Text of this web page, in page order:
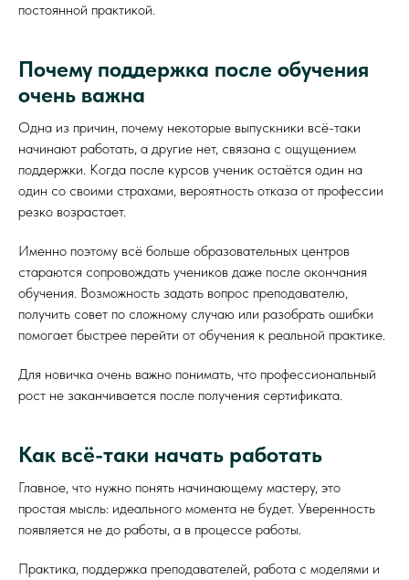
постоянной практикой.
Почему поддержка после обучения
очень важна
Одна из причин, почему некоторые выпускники всё-таки
начинают работать, а другие нет, связана с ощущением
поддержки. Когда после курсов ученик остаётся один на
один со своими страхами, вероятность отказа от профессии
резко возрастает.
Именно поэтому всё больше образовательных центров
стараются сопровождать учеников даже после окончания
обучения. Возможность задать вопрос преподавателю,
получить совет по сложному случаю или разобрать ошибки
помогает быстрее перейти от обучения к реальной практике.
Для новичка очень важно понимать, что профессиональный
рост не заканчивается после получения сертификата.
Как всё-таки начать работать
Главное, что нужно понять начинающему мастеру, это
простая мысль: идеального момента не будет. Уверенность
появляется не до работы, а в процессе работы.
Практика, поддержка преподавателей, работа с моделями и